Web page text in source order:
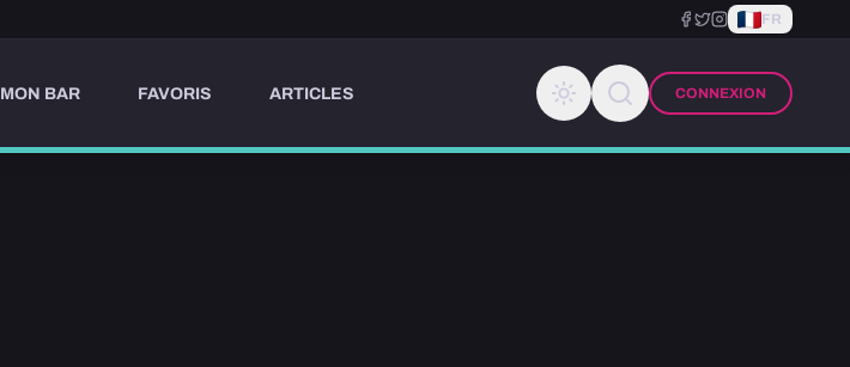
FR
MON BAR FAVORIS ARTICLES CONNEXION